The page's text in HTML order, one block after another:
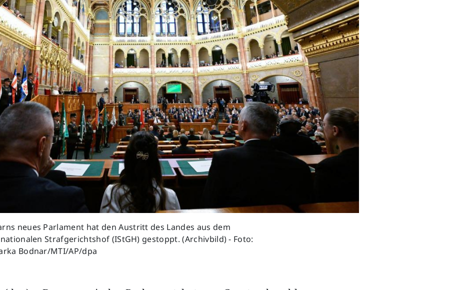
neues Parlament hat den Austritt des Landes aus dem
Strafgerichtshof (IStGH) gestoppt. (Archivbild) - Foto:
Bodnar/MTI/AP/dpa